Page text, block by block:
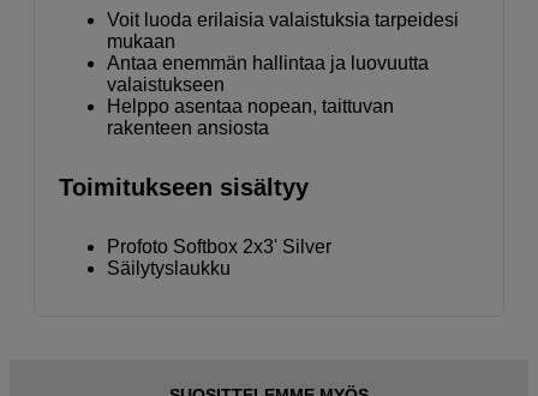
Voit luoda erilaisia valaistuksia tarpeidesi
mukaan
Antaa enemmän hallintaa ja luovuutta
valaistukseen
Helppo asentaa nopean, taittuvan
rakenteen ansiosta
Toimitukseen sisältyy
Profoto Softbox 2x3' Silver
Säilytyslaukku